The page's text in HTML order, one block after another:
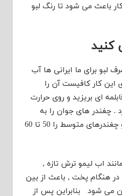
باعث می شود تا رنگ لبو
لبو برای ما ایرانی ها آب
این کار کافیست آن را
ای بریزید و روی حرارت
. چغندر های جوان را به
مدت 30 تا 40 دقیقه و چغندرهای متوسط را 50 تا 60
اب لیمو ترش تازه ,
هنگام پخت , باعث از بین
می شود بنابراین پس از